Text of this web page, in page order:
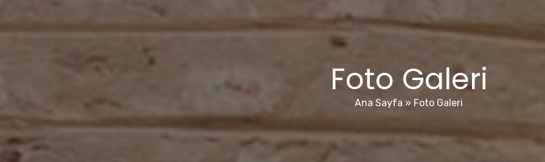
Foto Galeri
Ana Sayfa » Foto Galeri